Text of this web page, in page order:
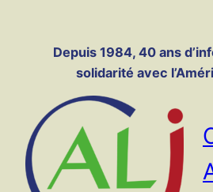
contenuDepuis 1984, 40 ans
solidarité avec